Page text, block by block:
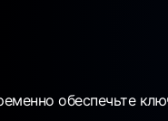
обеспечьте